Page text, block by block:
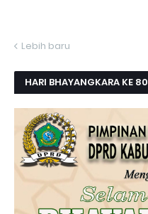
Lebih baru
HARI BHAYANGKARA KE 80